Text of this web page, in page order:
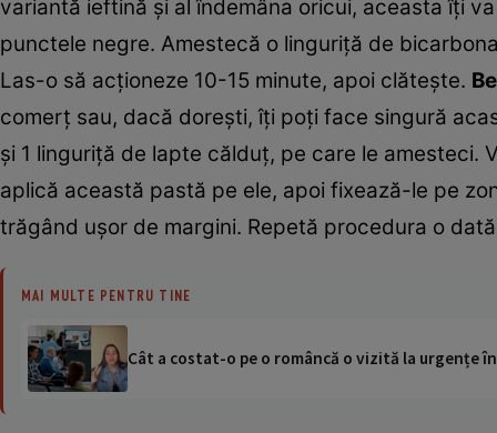
variantă ieftină şi al îndemâna oricui, aceasta îţi
punctele negre. Amestecă o linguriţă de
Las-o să acţioneze 10-15 minute, apoi clăteşte.
comerţ sau, dacă doreşti, îţi poţi face singură
şi 1 linguriţă de lapte călduţ, pe care le amesteci.
aplică această pastă pe ele, apoi fixează-le pe
trăgând uşor de margini. Repetă procedura o
MAI MULTE PENTRU TINE
Cât a costat-o pe o româncă o vizită la urgențe